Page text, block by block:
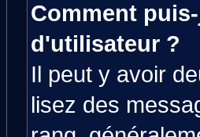
Comment
d'utilisateur ?
Il peut y avoir
lisez des